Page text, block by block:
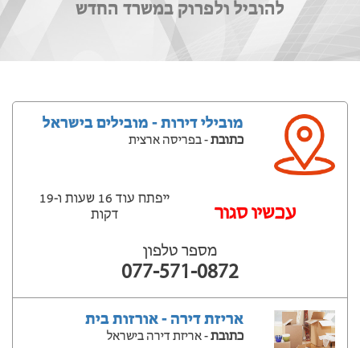
להוביל ולפרוק במשרד החדש
מובילי דירות - מובילים בישראל
כתובת- בפריסה ארצית
עכשיו סגור
ייפתח עוד 16 שעות ‫ו-19
דקות
מספר טלפון
077-571-0872
אריזת דירה - אורזות בית
כתובת- אריזת דירה בישראל